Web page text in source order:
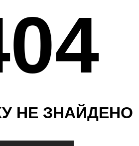
У НЕ ЗНАЙДЕНО